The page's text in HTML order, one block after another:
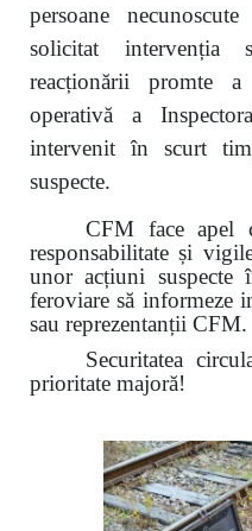
persoane
solicitat intervenția
reacționării promte
operativă a
intervenit în scurt
suspecte.
CFM face apel
responsabilitate și
unor acțiuni suspecte
feroviare să informeze
sau reprezentanții CFM.
Securitatea
prioritate majoră!